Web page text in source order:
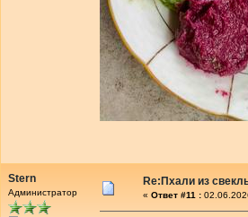
Stern
Администратор
Re:Пхали из
« Ответ #11 :